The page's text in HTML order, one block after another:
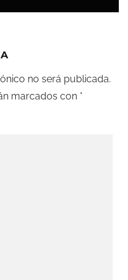
no será publicada.
marcados con *